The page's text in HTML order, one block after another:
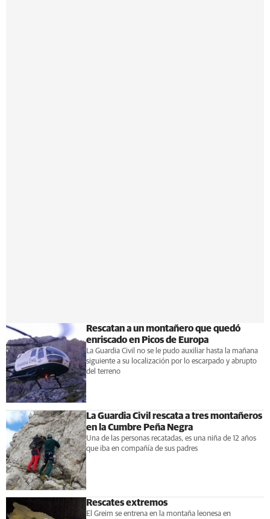
Rescatan a un montañero que quedó
enriscado en Picos de Europa
La Guardia Civil no se le pudo auxiliar hasta la mañana
siguiente a su localización por lo escarpado y abrupto
del terreno
La Guardia Civil rescata a tres montañeros
en la Cumbre Peña Negra
Una de las personas recatadas, es una niña de 12 años
que iba en compañía de sus padres
Rescates extremos
El Greim se entrena en la montaña leonesa en